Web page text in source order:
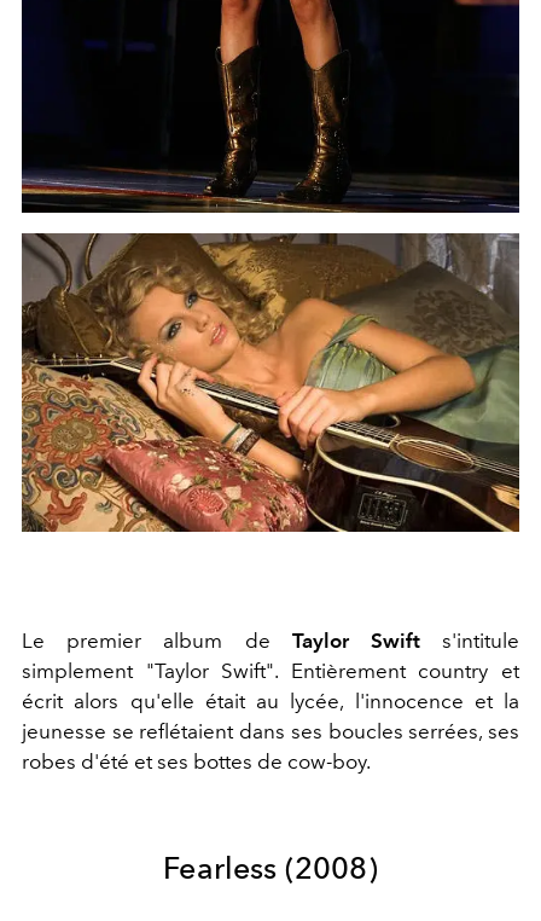
Le premier album de Taylor Swifts'intitule
simplement "Taylor Swift". Entièrement country et
écrit alors qu'elle était au lycée, l'innocence et la
jeunesse se reflétaient dans ses boucles serrées, ses
robes d'été et ses bottes de cow-boy.
Fearless (2008)